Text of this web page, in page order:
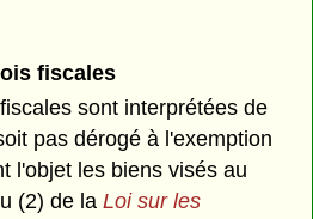
fiscales
sont interprétées de
pas dérogé à l'exemption
l'objet les biens visés au
(2) de laLoi sur les